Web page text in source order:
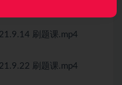
刷题课.mp4
刷题课.mp4